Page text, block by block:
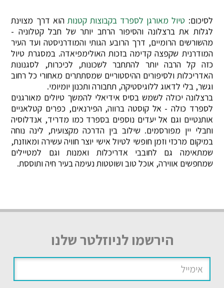
לסיכום: טיול מאורגן לספרד בקבוצות קטנות הוא דרך מצוינת
לגלות את ברצלונה והסיפור הרחב יותר של חבל קטלוניה -
מהשורשים הרומיים, דרך הרובע הגותי והמודרניסטה ועד העיר
המודרנית שקפצה קדימה בזכות האולימפיאדה. במסגרת טיול
כזה קל הרבה יותר להתחבר לשכונות, לכיכרות, לסגנונות
האדריכלות ולסיפורים ההיסטוריים שמסתתרים מאחורי כל רחוב
וגשר, בלי לדאוג ללוגיסטיקה, תחבורה ותכנון יומיומי.
ברצלונה יכולה לשמש בסיס אידיאלי להמשך טיולים מאורגנים
לספרד כולה - אל קוסטה ברווה, הפירנאים, כפרים קטלאניים
אותנטיים וגם אל יעדים נוספים בספרד כמו מדריד, אנדלוסיה
וחבלי יין מפורסמים. שילוב בין הדרכה מקצועית, לינה נוחה
במיקום מרכזי וזמן חופשי לטיול אישי יוצר חוויה עשירה ומאוזנת,
שמתאימה גם לחובבי אדריכלות ואמנות וגם למטיילים
שמחפשים אווירה, אוכל טוב ושוטטות נעימה בעיר חיה ותוססת.
הירשמו לניוזלטר שלנו